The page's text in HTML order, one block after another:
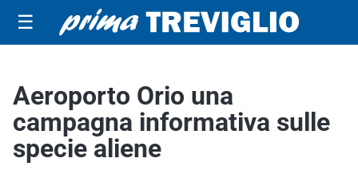
☰
Aeroporto Orio una
campagna informativa sulle
specie aliene